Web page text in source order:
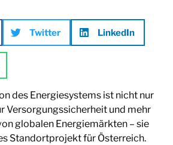
Twitter LinkedIn
des Energiesystems ist nicht nur
Versorgungssicherheit und mehr
globalen Energiemärkten – sie
Standortprojekt für Österreich.